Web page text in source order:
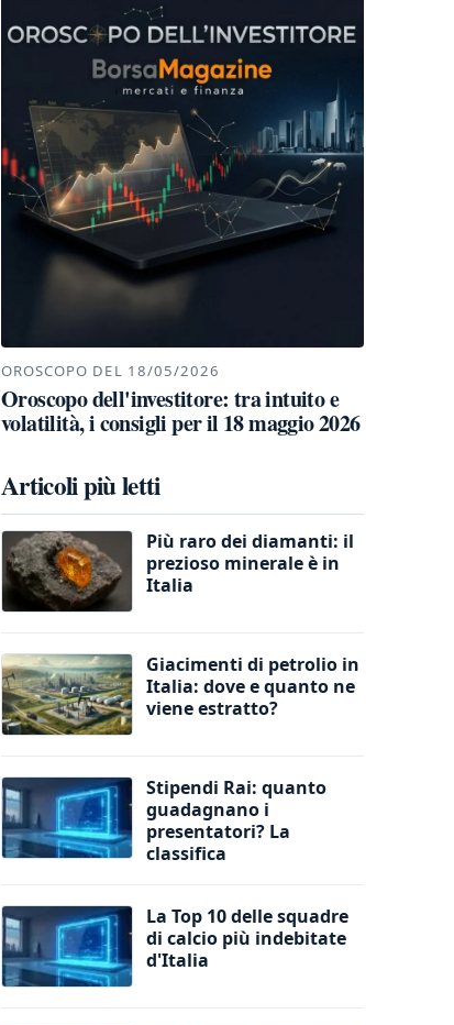
OROSCOPO DEL 18/05/2026
Oroscopo dell'investitore: tra intuito e
volatilità, i consigli per il 18 maggio 2026
Articoli più letti
Più raro dei diamanti: il
prezioso minerale è in
Italia
Giacimenti di petrolio in
Italia: dove e quanto ne
viene estratto?
Stipendi Rai: quanto
guadagnano i
presentatori? La
classifica
La Top 10 delle squadre
di calcio più indebitate
d'Italia